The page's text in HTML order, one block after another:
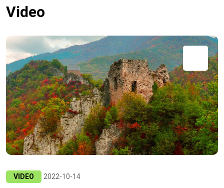
Video
VIDEO 2022-10-14